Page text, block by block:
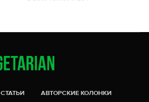
СТАТЬИ
АВТОРСКИЕ КОЛОНКИ